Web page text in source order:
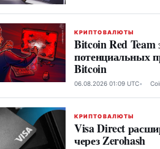
КРИПТОВАЛЮТЫ
Bitcoin Red Team
потенциальных
Bitcoin
06.08.2026 01:09 UTC
КРИПТОВАЛЮТЫ
Visa Direct
через Zerohash